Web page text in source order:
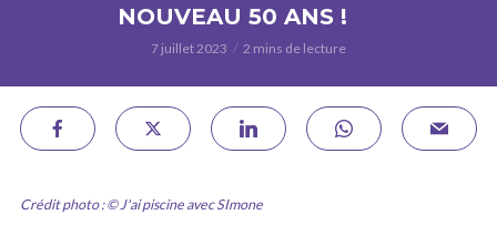
NOUVEAU 50 ANS !
7 juillet 2023 2 mins de lecture
Crédit photo : © J'ai piscine avec SImone